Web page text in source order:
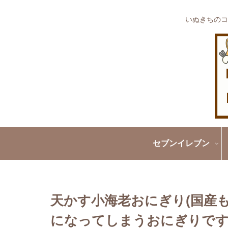
いぬきちの
セブンイレブン
天かす小海老おにぎり(国産
になってしまうおにぎりで